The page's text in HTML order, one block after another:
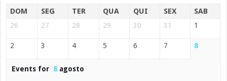
DOM SEG TER QUA QUI SEX SAB
26 27 28 29 30 31 1
2 3 4 5 6 7 8
Events for 8 agosto